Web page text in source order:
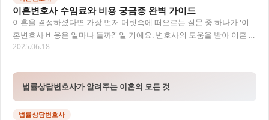
이혼변호사 수임료와 비용 궁금증 완벽 가이드
이혼을 결정하셨다면 가장 먼저 머릿속에 떠오르는 질문 중 하나가 '이
혼변호사 비용은 얼마나 들까?' 일 거예요. 변호사의 도움을 받아 이혼 절
차를 진행하려 할 때 비용 부담은 큰…
2025.06.18
법률상담변호사가 알려주는 이혼의 모든 것
법률상담변호사